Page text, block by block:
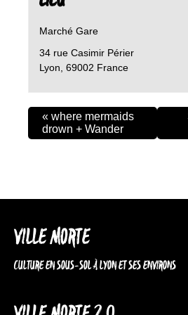
Marché Gare
34 rue Casimir Périer
Lyon 69002 France
« where mermaids
drown + Wander
VILLE MORTE
CULTURE EN SOUS-SOL À LYON ET SES ENVIRONS